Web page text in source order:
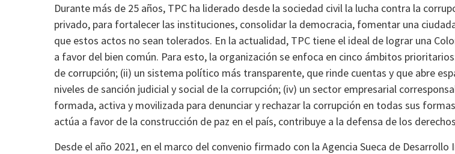
Durante más de 25 años, TPC ha liderado desde la sociedad civil la lucha contra la
privado, para fortalecer las instituciones, consolidar la democracia, fomentar una
que estos actos no sean tolerados. En la actualidad, TPC tiene el ideal de lograr una
a favor del bien común. Para esto, la organización se enfoca en cinco ámbitos
de corrupción; (ii) un sistema político más transparente, que rinde cuentas y que abre
niveles de sanción judicial y social de la corrupción; (iv) un sector empresarial
formada, activa y movilizada para denunciar y rechazar la corrupción en todas sus
actúa a favor de la construcción de paz en el país, contribuye a la defensa de los
Desde el año 2021, en el marco del convenio firmado con la Agencia Sueca de